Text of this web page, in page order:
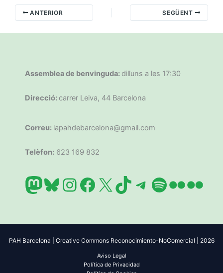
ANTERIOR SEGÜENT
Assemblea de benvinguda: dilluns a les 17:30
Direcció: carrer Leiva, 44 Barcelona
Correu: lapahdebarcelona@gmail.com
Telèfon: 623 169 832
Mastodon
Bluesky
Instagram
Facebook
X TikTok
Telegram
Spotify
Flickr
PAH Barcelona | Creative Commons Reconocimiento-NoComercial | 2026
Aviso Legal
Política de Privacidad